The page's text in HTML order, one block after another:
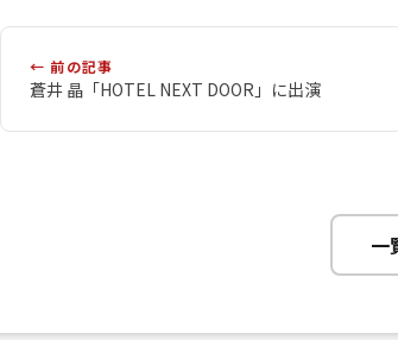
← 前の記事
蒼井 晶「HOTEL NEXT DOOR」に出演
一